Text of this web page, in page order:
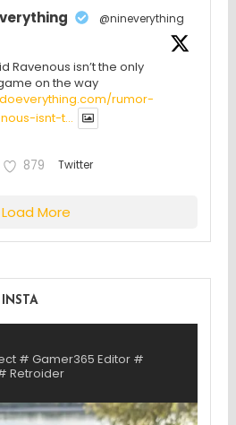
@nineverything
Ravenous isn’t the only
on the way
rumor-
isnt-t...
879 Twitter
Load More
# Gamer365 Editor #
Retroider